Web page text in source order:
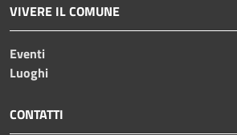
VIVERE IL COMUNE
Eventi
Luoghi
CONTATTI